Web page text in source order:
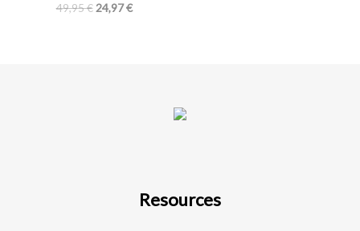
49,95€ 24,97€
Resources